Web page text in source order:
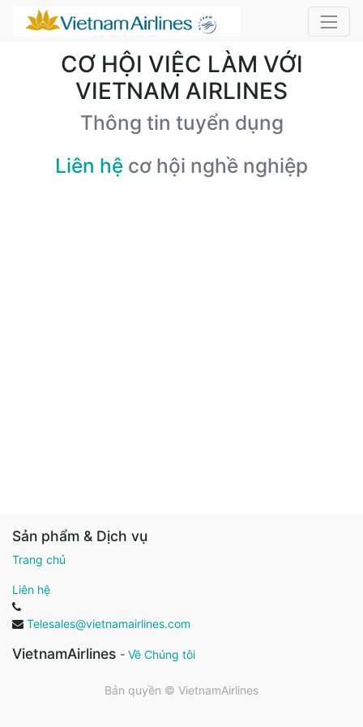
CƠ HỘI VIỆC LÀM VỚI
VIETNAM AIRLINES
Thông tin tuyển dụng
Liên hệ cơ hội nghề nghiệp
Sản phẩm & Dịch vụ
Trang chủ
Liên hệ
Telesales@vietnamairlines.com
VietnamAirlines - Về Chúng tôi
Bản quyền © VietnamAirlines